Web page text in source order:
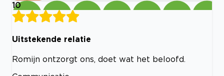
10
Uitstekende relatie
Romijn ontzorgt ons, doet wat het beloofd.